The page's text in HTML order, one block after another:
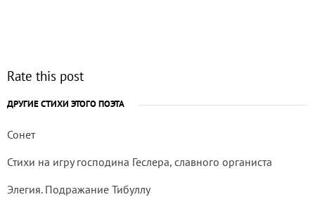
Rate this post
ДРУГИЕ СТИХИ ЭТОГО ПОЭТА
Сонет
Стихи на игру господина Геслера, славного органиста
Элегия. Подражание Тибуллу